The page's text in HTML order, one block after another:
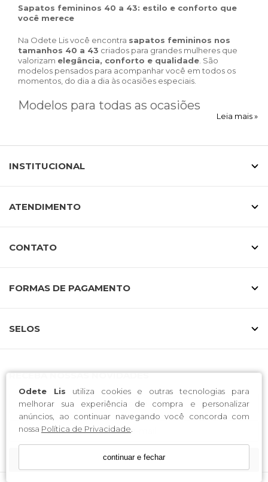
Odete Lis utiliza cookies e outras tecnologias para
melhorar sua experiência de compra e personalizar
anúncios, ao continuar navegando você concorda com
nossa Política de Privacidade
continuar e fechar
Sapatos femininos 40 a 43: estilo e conforto que
você merece
Na Odete Lis você encontra sapatos femininos nos
tamanhos 40 a 43 criados para grandes mulheres que
valorizam elegância, conforto e qualidade . São
modelos pensados para acompanhar você em todos os
momentos, do dia a dia às ocasiões especiais.
Modelos para todas as ocasiões
estilos de vida. Para o trabalho, você encontrascarpinse
garantem sofisticação com conforto. Para o lazer, temos
Conforto e qualidade em cada detalhe
Cada modelo da Odete Lis é pensado para proporcionar
Numeração especial feita para você
elegância.
segurança
Toda a linha de sapatos Odete Lis 40 a 43 está
disponível na loja online, com entrega rápida e pagamento
facilitado.
Leia mais »
INSTITUCIONAL
ATENDIMENTO
CONTATO
FORMAS DE PAGAMENTO
SELOS
RECEBA NOSSAS NOVIDADES
CADASTRE-SE